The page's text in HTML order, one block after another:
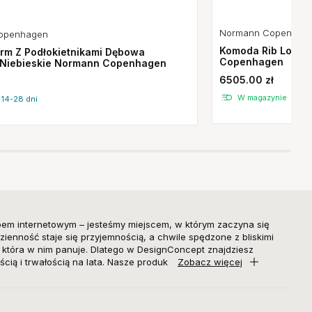
Z Podłokietnikami Dębowa
Normann Copenhagen
14-28 dni
Normann
Komoda Rib Low
Copenhagen
6505.00 zł
W magazynie
internetowym – jesteśmy miejscem, w którym zaczyna się
staje się przyjemnością, a chwile spędzone z bliskimi
w nim panuje. Dlatego w DesignConcept znajdziesz
i trwałością na lata. Nasze produk
Zobacz więcej